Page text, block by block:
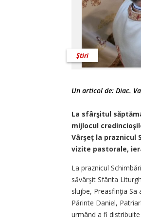
Știri
Un articol de: Diac.
La sfârşitul
mijlocul
Vârşeţ la praznicul
vizite pastorale,
La praznicul
săvârşit Sfânta
slujbe, Preasfinţia
Părinte Daniel,
urmând a fi